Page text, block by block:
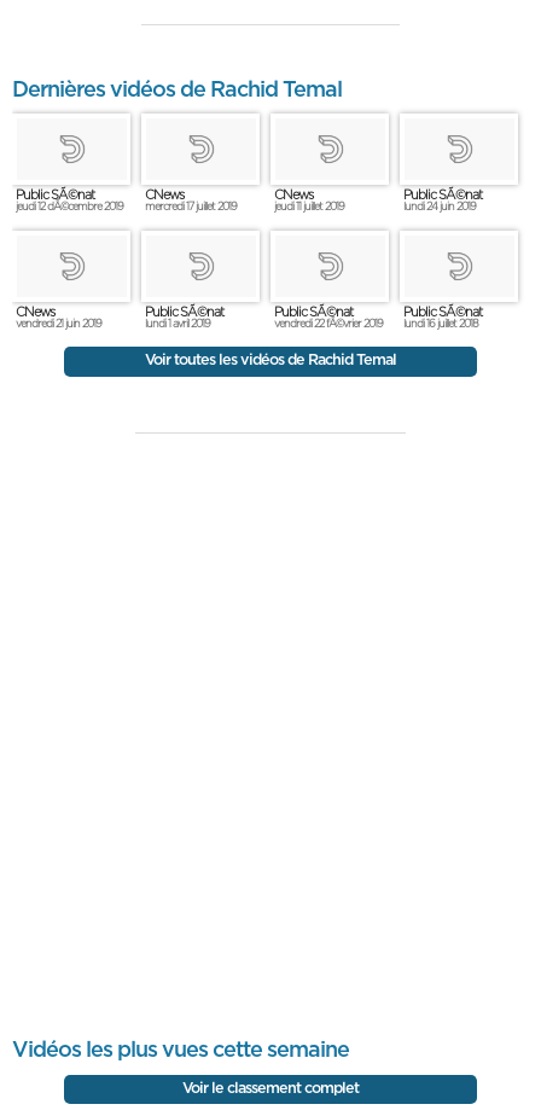
Dernières vidéos de Rachid Temal
Public SÃ©nat
jeudi 12 dÃ©cembre 2019
CNews
mercredi 17 juillet 2019
CNews
jeudi 11 juillet 2019
Public SÃ©nat
lundi 24 juin 2019
CNews
vendredi 21 juin 2019
Public SÃ©nat
lundi 1 avril 2019
Public SÃ©nat
vendredi 22 fÃ©vrier 2019
Public SÃ©nat
lundi 16 juillet 2018
Voir toutes les vidéos de Rachid Temal
Vidéos les plus vues cette semaine
Voir le classement complet